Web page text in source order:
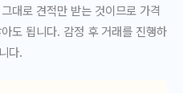
대로 견적만 받는 것이므로 가격
도 됩니다. 감정 후 거래를 진행하
다.